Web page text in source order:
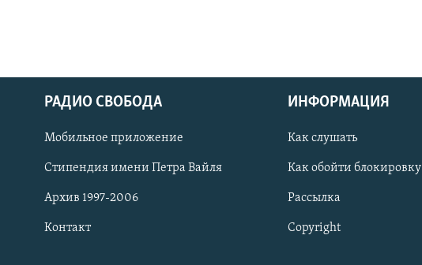
СОЦИАЛЬНЫЕ СЕТИ
РАДИО СВОБОДА
Мобильное приложение
Стипендия имени Петра Вайля
Архив 1997-2006
Контакт
ИНФОРМАЦИЯ
Как слушать
Как обойти блокировку
Рассылка
Copyright